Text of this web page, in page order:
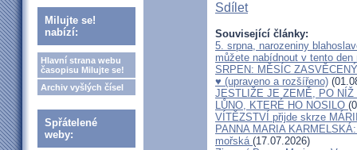
Milujte se!
nabízí:
Hlavní strana webu
časopisu Milujte se!
Archiv vyšlých čísel
Spřátelené
weby:
Sdílet
Související články:
5. srpna, narozeniny
můžete nabídnout v tento den
SRPEN: MĚSÍC
♥️ (upraveno a rozšířeno)
JESTLIŽE JE ZEMĚ, PO
LŮNO, KTERÉ HO NOSILO
VÍTĚZSTVÍ přijde skrze
PANNA MARIA
mořská (17.07.2026)